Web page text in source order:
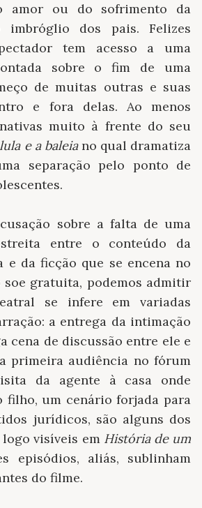
amor ou do sofrimento da
dos pais. Felizes
tem acesso a uma
sobre o fim de uma
de muitas outras e suas
e fora delas. Ao menos
muito à frente do seu
e a baleiano qual dramatiza
separação pelo ponto de
sobre a falta de uma
entre o conteúdo da
da ficção que se encena no
gratuita, podemos admitir
se infere em variadas
a entrega da intimação
cena de discussão entre ele e
primeira audiência no fórum
da agente à casa onde
filho, um cenário forjada para
jurídicos, são alguns dos
visíveis em História de um
episódios, aliás, sublinham
do filme.